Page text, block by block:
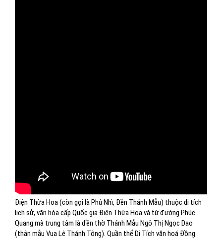
Điện Thừa Hoa (còn gọi là Phủ Nhì, Đền Thánh Mẫu) thuộc di tích
lịch sử, văn hóa cấp Quốc gia Điện Thừa Hoa và từ đường Phúc
Quang mà trung tâm là đền thờ Thánh Mẫu Ngô Thị Ngọc Dao
(thân mẫu Vua Lê Thánh Tông). Quần thể Di Tích văn hoá Đồng